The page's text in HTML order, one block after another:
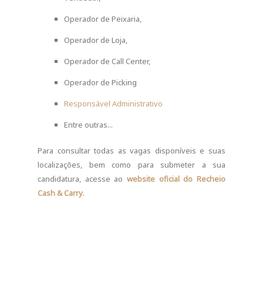
Operador de Peixaria,
Operador de Loja,
Operador de Call Center,
Operador de Picking
Responsável Administrativo
Entre outras...
Para consultar todas as vagas disponíveis e suas
localizações, bem como para submeter a sua
candidatura, acesse ao website oficial do Recheio
Cash & Carry.